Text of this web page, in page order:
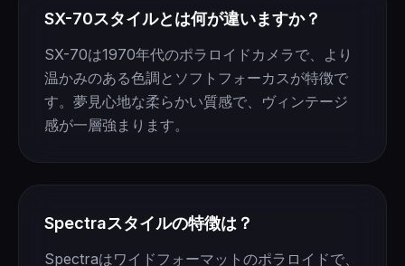
SX-70スタイルとは何が違いますか？
SX-70は1970年代のポラロイドカメラで、より
温かみのある色調とソフトフォーカスが特徴で
す。夢見心地な柔らかい質感で、ヴィンテージ
感が一層強まります。
Spectraスタイルの特徴は？
Spectraはワイドフォーマットのポラロイドで、